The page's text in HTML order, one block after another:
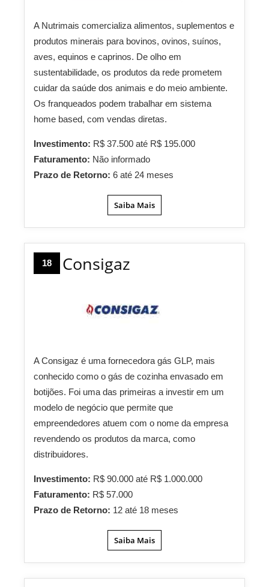
A Nutrimais comercializa alimentos, suplementos e
produtos minerais para bovinos, ovinos, suínos,
aves, equinos e caprinos. De olho em
sustentabilidade, os produtos da rede prometem
cuidar da saúde dos animais e do meio ambiente.
Os franqueados podem trabalhar em sistema
home based, com vendas diretas.
Investimento: R$ 37.500 até R$ 195.000
Faturamento: Não informado
Prazo de Retorno: 6 até 24 meses
Saiba Mais
18 Consigaz
A Consigaz é uma fornecedora gás GLP, mais
conhecido como o gás de cozinha envasado em
botijões. Foi uma das primeiras a investir em um
modelo de negócio que permite que
empreendedores atuem com o nome da empresa
revendendo os produtos da marca, como
distribuidores.
Investimento: R$ 90.000 até R$ 1.000.000
Faturamento: R$ 57.000
Prazo de Retorno: 12 até 18 meses
Saiba Mais